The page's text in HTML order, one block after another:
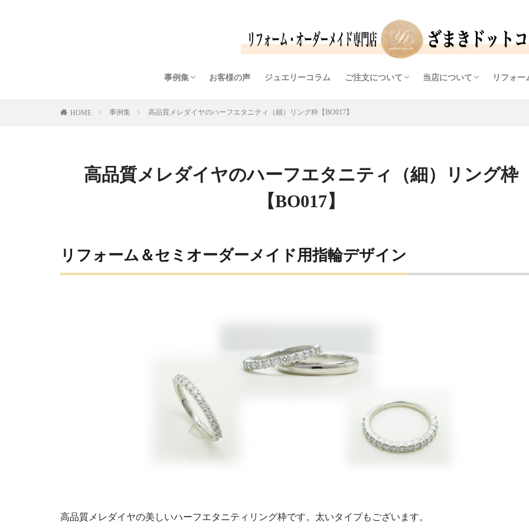
事例集
リング・指輪（ダイヤモンド）
リング・指輪（色石/カラーストーン）
ペンダント/ネックレス（ダイヤモンド）
ペンダント/ネックレス（色石・カラーストーン）
ピアス/イヤリング
ブローチ
ブレスレット
メンズジュエリー
オリジナルダイヤモンドリング枠
ダイヤモンドプチネックレス
お客様の声 ジュエリーコラム ご注文について
問い合わせから完成までの流れ
価格情報
よくあるご質問（FAQ)
ご予約・問合せフォーム
当店について
アクセス
ジュエリーデザイナー・
提案力・実績・自社工房
店主ブログ
リフォー
リフォ
オリジ
ダイヤ
HOME 事例集 高品質メレダイヤのハーフエタニティ（細）リング枠【BO017】
高品質メレダイヤのハーフエタニティ（細）リング枠
【BO017】
リフォーム＆セミオーダーメイド用指輪デザイン
高品質メレダイヤの美しいハーフエタニティリング枠です。太いタイプもございます。